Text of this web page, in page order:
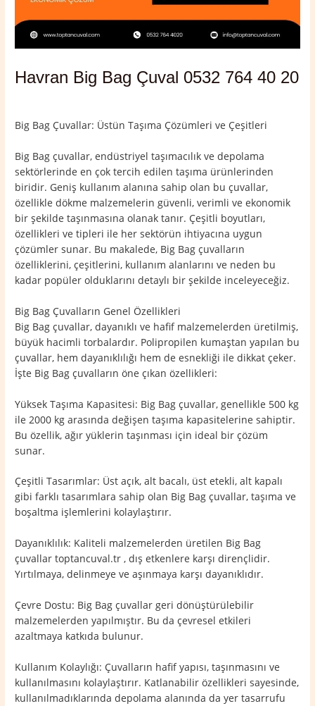
Havran Big Bag Çuval 0532 764 40 20
Big Bag Çuvallar: Üstün Taşıma Çözümleri ve Çeşitleri
Big Bag çuvallar, endüstriyel taşımacılık ve depolama
sektörlerinde en çok tercih edilen taşıma ürünlerinden
biridir. Geniş kullanım alanına sahip olan bu çuvallar,
özellikle dökme malzemelerin güvenli, verimli ve ekonomik
bir şekilde taşınmasına olanak tanır. Çeşitli boyutları,
özellikleri ve tipleri ile her sektörün ihtiyacına uygun
çözümler sunar. Bu makalede, Big Bag çuvalların
özelliklerini, çeşitlerini, kullanım alanlarını ve neden bu
kadar popüler olduklarını detaylı bir şekilde inceleyeceğiz.
Big Bag Çuvalların Genel Özellikleri
Big Bag çuvallar, dayanıklı ve hafif malzemelerden üretilmiş,
büyük hacimli torbalardır. Polipropilen kumaştan yapılan bu
çuvallar, hem dayanıklılığı hem de esnekliği ile dikkat çeker.
İşte Big Bag çuvalların öne çıkan özellikleri:
Yüksek Taşıma Kapasitesi: Big Bag çuvallar, genellikle 500 kg
ile 2000 kg arasında değişen taşıma kapasitelerine sahiptir.
Bu özellik, ağır yüklerin taşınması için ideal bir çözüm
sunar.
Çeşitli Tasarımlar: Üst açık, alt bacalı, üst etekli, alt kapalı
gibi farklı tasarımlara sahip olan Big Bag çuvallar, taşıma ve
boşaltma işlemlerini kolaylaştırır.
Dayanıklılık: Kaliteli malzemelerden üretilen Big Bag
çuvallar toptancuval.tr , dış etkenlere karşı dirençlidir.
Yırtılmaya, delinmeye ve aşınmaya karşı dayanıklıdır.
Çevre Dostu: Big Bag çuvallar geri dönüştürülebilir
malzemelerden yapılmıştır. Bu da çevresel etkileri
azaltmaya katkıda bulunur.
Kullanım Kolaylığı: Çuvalların hafif yapısı, taşınmasını ve
kullanılmasını kolaylaştırır. Katlanabilir özellikleri sayesinde,
kullanılmadıklarında depolama alanında da yer tasarrufu